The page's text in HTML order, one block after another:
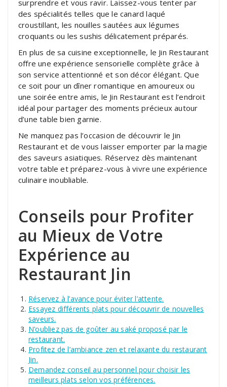
surprendre et vous ravir. Laissez-vous tenter par
des spécialités telles que le canard laqué
croustillant, les nouilles sautées aux légumes
croquants ou les sushis délicatement préparés.
En plus de sa cuisine exceptionnelle, le Jin Restaurant
offre une expérience sensorielle complète grâce à
son service attentionné et son décor élégant. Que
ce soit pour un dîner romantique en amoureux ou
une soirée entre amis, le Jin Restaurant est l’endroit
idéal pour partager des moments précieux autour
d’une table bien garnie.
Ne manquez pas l’occasion de découvrir le Jin
Restaurant et de vous laisser emporter par la magie
des saveurs asiatiques. Réservez dès maintenant
votre table et préparez-vous à vivre une expérience
culinaire inoubliable.
Conseils pour Profiter
au Mieux de Votre
Expérience au
Restaurant Jin
Réservez à l’avance pour éviter l’attente.
Essayez différents plats pour découvrir de nouvelles
saveurs.
N’oubliez pas de goûter au saké proposé par le
restaurant.
Profitez de l’ambiance zen et relaxante du restaurant
Jin.
Demandez conseil au personnel pour choisir les
meilleurs plats selon vos préférences.